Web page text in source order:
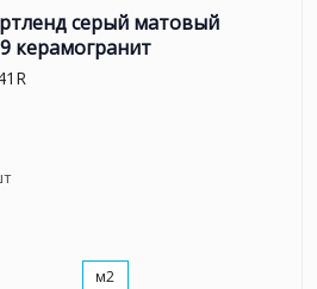
серый матовый
керамогранит
м2